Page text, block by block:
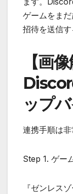
ゲームをま
招待を送信す
【画
ップ
連携手順は非
Step 1. ゲー
『ゼンレス